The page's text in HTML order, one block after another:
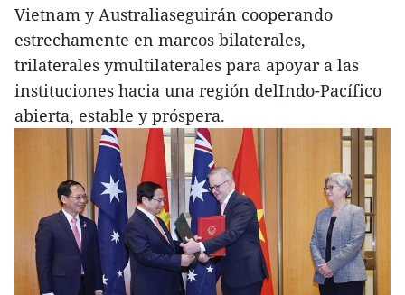
Vietnam y Australiaseguirán cooperando
estrechamente en marcos bilaterales,
trilaterales ymultilaterales para apoyar a las
instituciones hacia una región delIndo-Pacífico
abierta, estable y próspera.